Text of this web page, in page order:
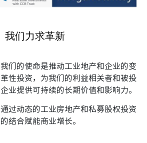
我们力求革新
我们的使命是推动工业地产和企业的变
革性投资，为我们的利益相关者和被投
企业提供可持续的长期价值和影响力。
通过动态的工业房地产和私募股权投资
的结合赋能商业增长。